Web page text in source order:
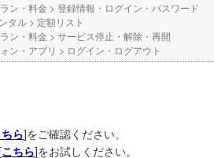
ン・料金 > 登録情報・ログイン・パスワード
タル > 定額リスト
ン・料金 > サービス停止・解除・再開
ン・アプリ > ログイン・ログアウト
ら]をご確認ください。
こちら]をお試しください。